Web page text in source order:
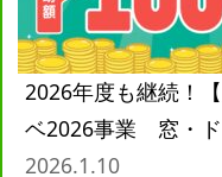
2026年度も継続！
ベ2026事業 窓・ド
2026.1.10